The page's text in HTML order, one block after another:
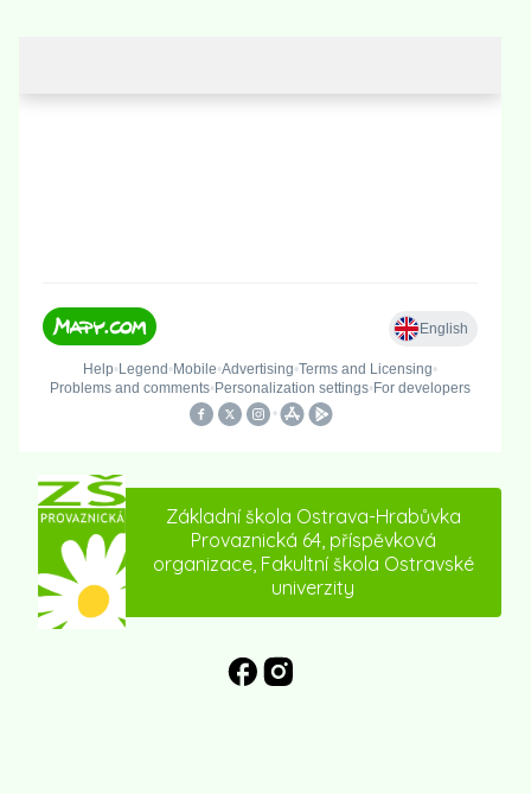
Základní škola Ostrava-Hrabůvka
Provaznická 64, příspěvková
organizace, Fakultní škola Ostravské
univerzity